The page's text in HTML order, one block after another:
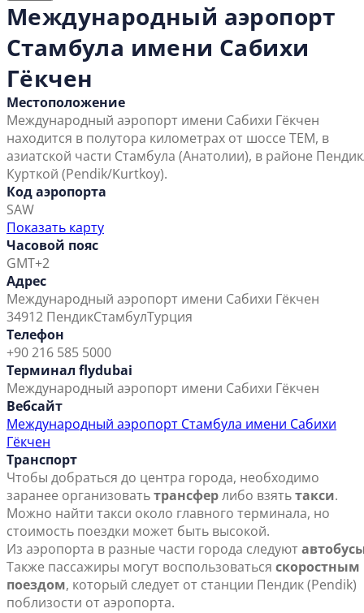
Международный аэропорт
Стамбула имени Сабихи
Гёкчен
Местоположение
Международный аэропорт имени Сабихи Гёкчен
находится в полутора километрах от шоссе TEM, в
азиатской части Стамбула (Анатолии), в районе
Курткой (Pendik/Kurtkoy).
Код аэропорта
SAW
Показать карту
Часовой пояс
GMT+2
Адрес
Международный аэропорт имени Сабихи Гёкчен
34912 ПендикСтамбулТурция
Телефон
+90 216 585 5000
Терминал flydubai
Международный аэропорт имени Сабихи Гёкчен
Вебсайт
Международный аэропорт Стамбула имени Сабихи
Гёкчен
Транспорт
Чтобы добраться до центра города, необходимо
заранее организоватьтрансферлибо взятьтакси.
Можно найти такси около главного терминала, но
стоимость поездки может быть высокой.
Из аэропорта в разные части города следуют
Также пассажиры могут воспользоваться скоростным
поездом, который следует от станции Пендик (Pendik)
поблизости от аэропорта.